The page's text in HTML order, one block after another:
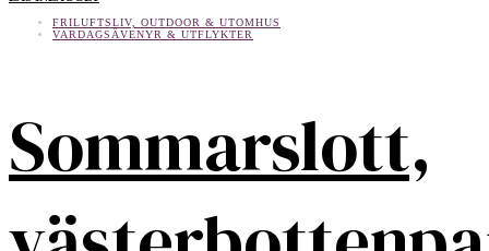
FRILUFTSLIV, OUTDOOR & UTOMHUS
VARDAGSÄVENYR & UTFLYKTER
Sommarslott,